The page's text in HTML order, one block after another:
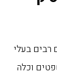
רבים בעלי
וכלה